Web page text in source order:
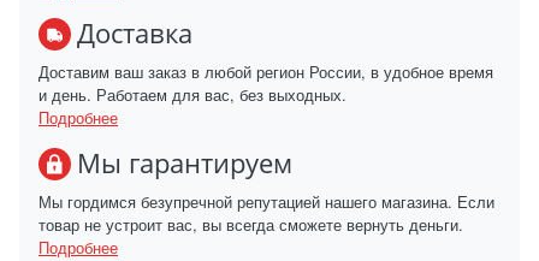
Доставка
Доставим ваш заказ в любой регион России, в удобное время
и день. Работаем для вас, без выходных.
Подробнее
Мы гарантируем
Мы гордимся безупречной репутацией нашего магазина. Если
товар не устроит вас, вы всегда сможете вернуть деньги.
Подробнее